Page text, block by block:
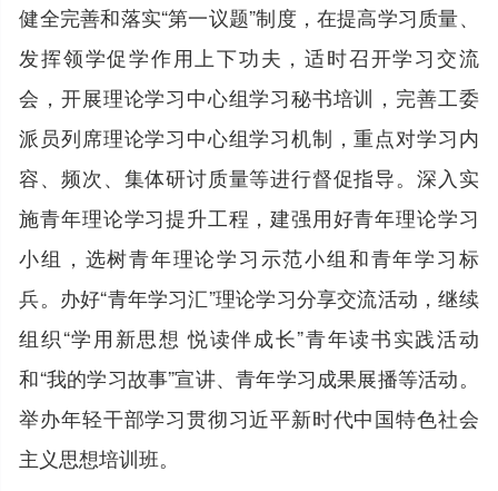
健全完善和落实“第一议题”制度，在提高学习质量、
发挥领学促学作用上下功夫，适时召开学习交流
会，开展理论学习中心组学习秘书培训，完善工委
派员列席理论学习中心组学习机制，重点对学习内
容、频次、集体研讨质量等进行督促指导。深入实
施青年理论学习提升工程，建强用好青年理论学习
小组，选树青年理论学习示范小组和青年学习标
兵。办好“青年学习汇”理论学习分享交流活动，继续
组织“学用新思想 悦读伴成长”青年读书实践活动
和“我的学习故事”宣讲、青年学习成果展播等活动。
举办年轻干部学习贯彻习近平新时代中国特色社会
主义思想培训班。